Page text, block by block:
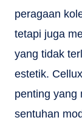
peragaan
tetapi juga
yang tidak
estetik.
penting yang
sentuhan